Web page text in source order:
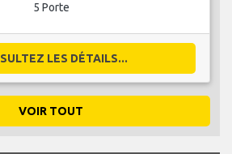
5 Porte
LES DÉTAILS...
VOIR TOUT